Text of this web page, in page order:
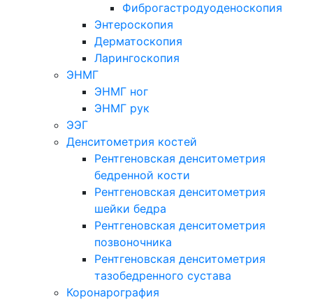
Фиброгастродуоденоскопия
Энтероскопия
Дерматоскопия
Ларингоскопия
ЭНМГ
ЭНМГ ног
ЭНМГ рук
ЭЭГ
Денситометрия костей
Рентгеновская денситометрия
бедренной кости
Рентгеновская денситометрия
шейки бедра
Рентгеновская денситометрия
позвоночника
Рентгеновская денситометрия
тазобедренного сустава
Коронарография